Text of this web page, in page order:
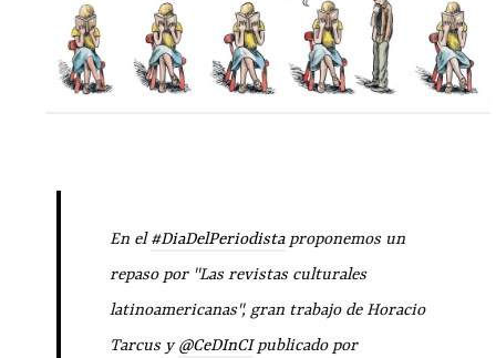
En el#DiaDelPeriodistaproponemos un
repaso por "Las revistas culturales
latinoamericanas", gran trabajo de Horacio
Tarcus y@CeDInCIpublicado por